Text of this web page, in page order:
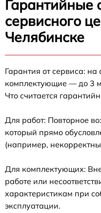
Гарантийные
сервисного
Челябинске
Гарантия от сервиса:
комплектующие — до 3
Что считается
Для работ: Повторное
который прямо
(например,
Для комплектующих:
работе или
характеристикам при
эксплуатации.